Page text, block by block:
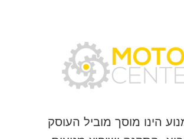
הינו מוסך מוביל העוסק